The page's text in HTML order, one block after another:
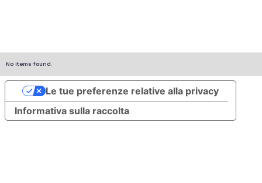
No items found.
Informativa sulla raccolta
Le tue preferenze relative alla privacy